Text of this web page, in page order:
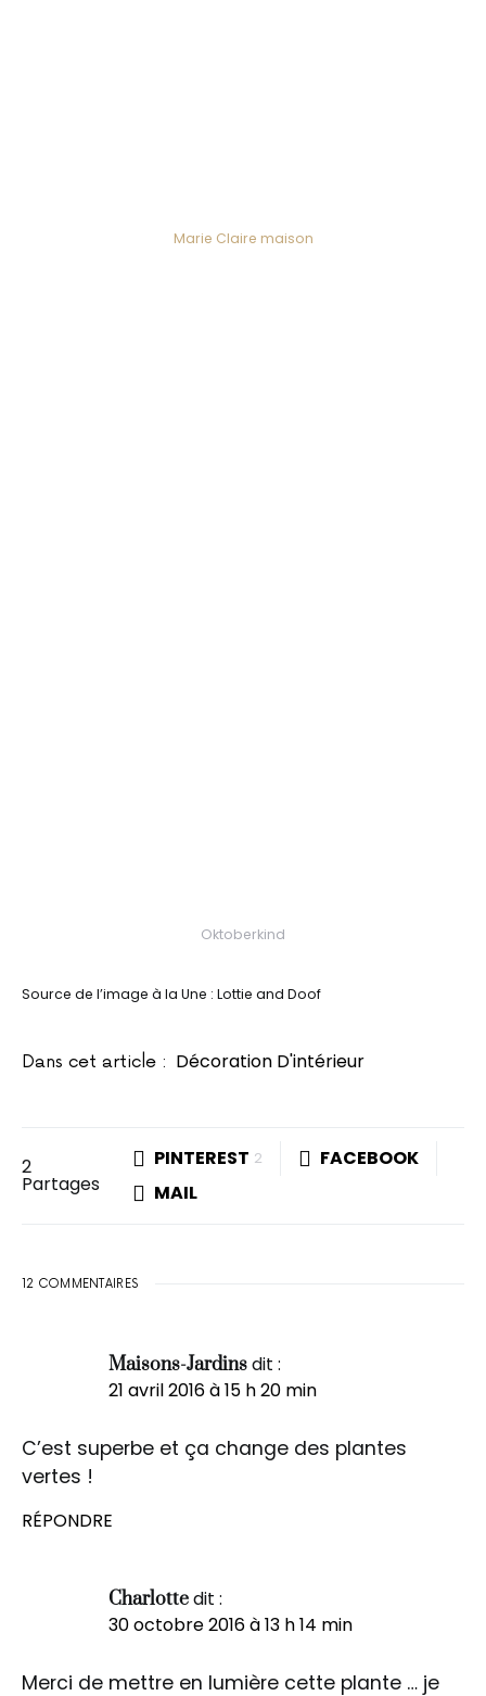
Marie Claire maison
Oktoberkind
Source de l’image à la Une : Lottie and Doof
Dans cet article : Décoration D'intérieur
2
Partages
PINTEREST 2
FACEBOOK
MAIL
12 COMMENTAIRES
Maisons-Jardinsdit :
21 avril 2016 à 15 h 20 min
C’est superbe et ça change des plantes
vertes !
RÉPONDRE
Charlottedit :
30 octobre 2016 à 13 h 14 min
Merci de mettre en lumière cette plante … je